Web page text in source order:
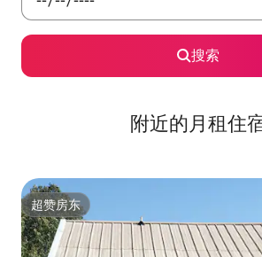
搜索
附近的月租住
超赞房东
超赞房东